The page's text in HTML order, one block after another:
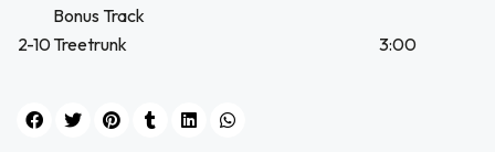
Bonus Track
2-10Treetrunk 3:00